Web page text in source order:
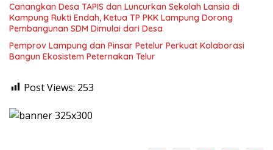
Canangkan Desa TAPIS dan Luncurkan Sekolah Lansia di
Kampung Rukti Endah, Ketua TP PKK Lampung Dorong
Pembangunan SDM Dimulai dari Desa
Pemprov Lampung dan Pinsar Petelur Perkuat Kolaborasi
Bangun Ekosistem Peternakan Telur
Post Views: 253